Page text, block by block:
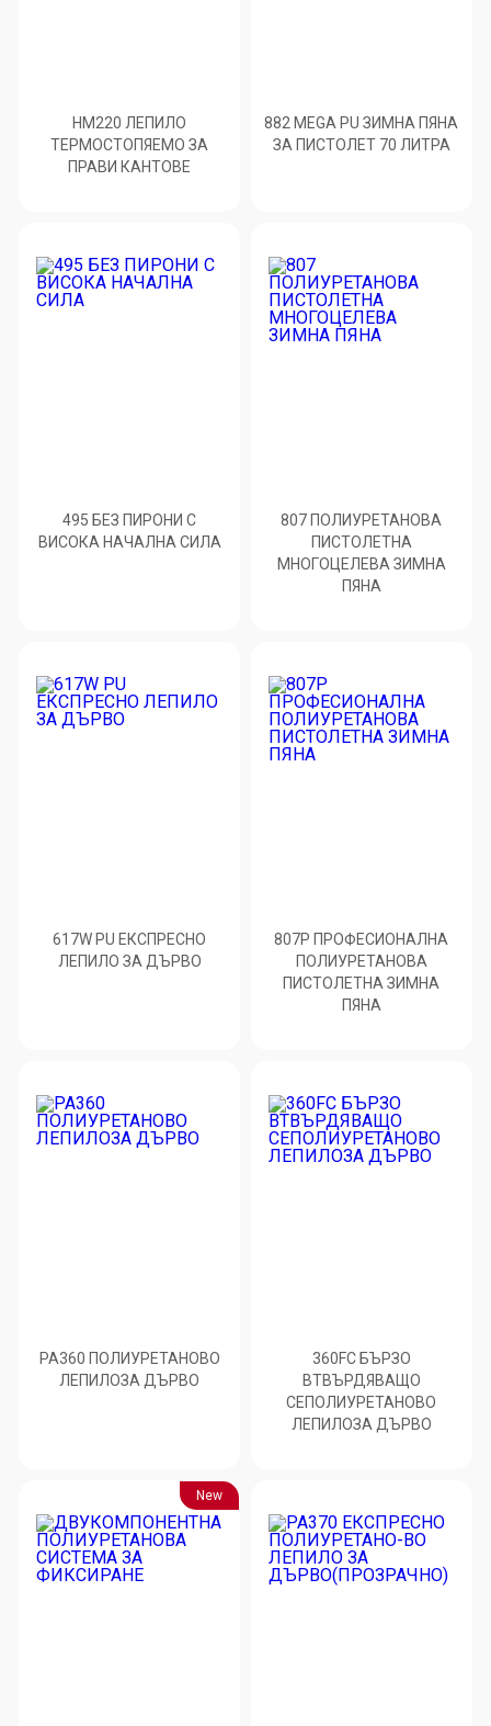
HM220 ЛЕПИЛО
ТЕРМОСТОПЯЕМО ЗА
ПРАВИ КАНТОВЕ
882 MEGA PU ЗИМНА ПЯНА
ЗА ПИСТОЛЕТ 70 ЛИТРА
495 БЕЗ ПИРОНИ С
ВИСОКА НАЧАЛНА СИЛА
807 ПОЛИУРЕТАНОВА
ПИСТОЛЕТНА
МНОГОЦЕЛЕВА ЗИМНА
ПЯНА
617W PU ЕКСПРЕСНО
ЛЕПИЛО ЗА ДЪРВО
807P ПРОФЕСИОНАЛНА
ПОЛИУРЕТАНОВА
ПИСТОЛЕТНА ЗИМНА
ПЯНА
PA360 ПОЛИУРЕТАНОВО
ЛЕПИЛОЗА ДЪРВО
360FC БЪРЗО
ВТВЪРДЯВАЩО
СЕПОЛИУРЕТАНОВО
ЛЕПИЛОЗА ДЪРВО
New